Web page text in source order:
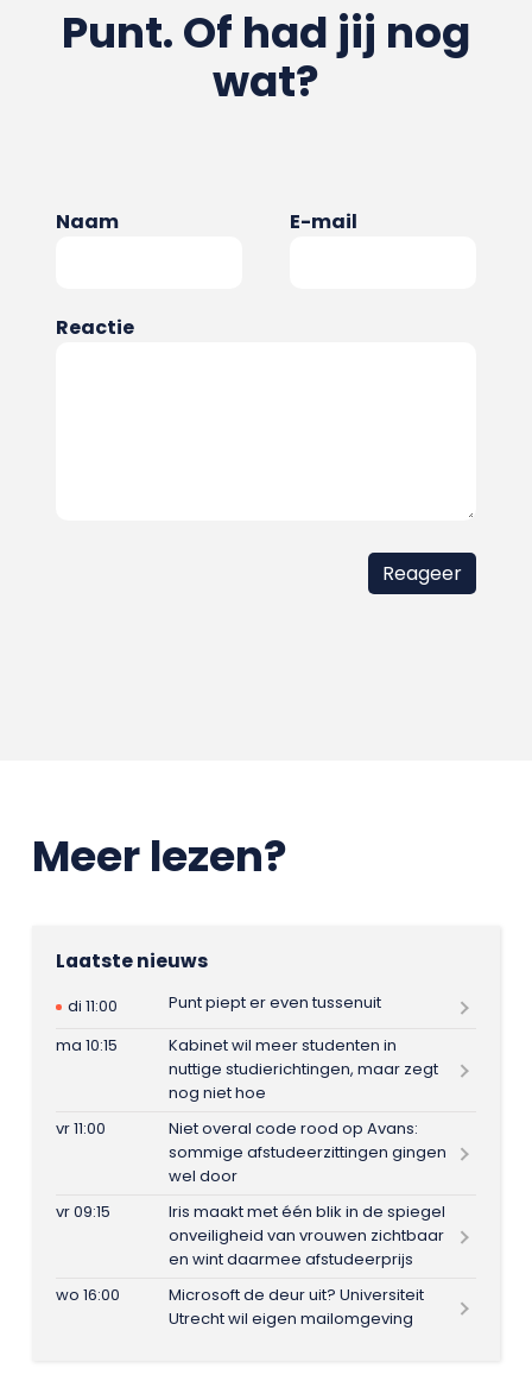
Punt. Of had jij nog
wat?
Naam E-mail
Reactie
Meer lezen?
Laatste nieuws
di 11:00
Punt piept er even tussenuit
ma 10:15
Kabinet wil meer studenten in
nuttige studierichtingen, maar zegt
nog niet hoe
vr 11:00
Niet overal code rood op Avans:
sommige afstudeerzittingen gingen
wel door
vr 09:15
Iris maakt met één blik in de spiegel
onveiligheid van vrouwen zichtbaar
en wint daarmee afstudeerprijs
wo 16:00
Microsoft de deur uit? Universiteit
Utrecht wil eigen mailomgeving